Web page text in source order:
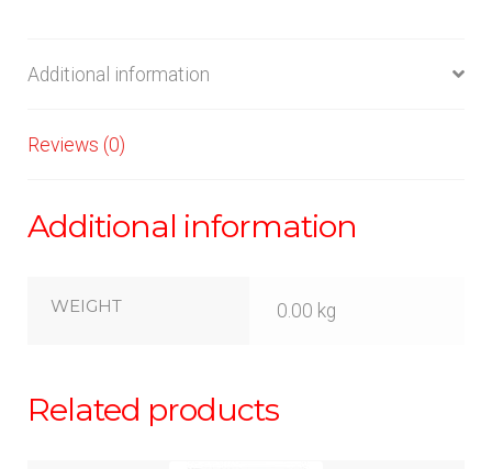
Additional information
Reviews (0)
Additional information
WEIGHT 0.00 kg
Related products